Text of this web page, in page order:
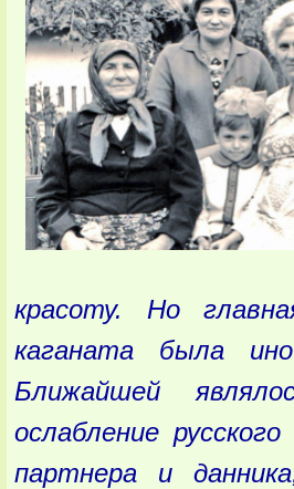
красоту. Но
каганата была
Ближайшей
ослабление русского
партнера иданника